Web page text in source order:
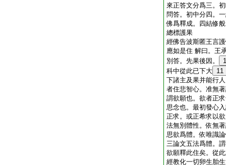
來正答文分爲三。
問答。初中分四。
佛爲釋成。四結修
總標護果
經佛告波斯匿王言
應如是住 解曰。王
別答。先果後因。
科中從此已下大 11
下諸主及果并能行
者住悲智心。准無
謂欲願也。欲者正
思念也。最初發心
正求。或正希求以
法無別體性。依無
思欲爲體。依唯識
三論文五法爲體。
欲願釋此住矣。從
經教化一切卵生胎